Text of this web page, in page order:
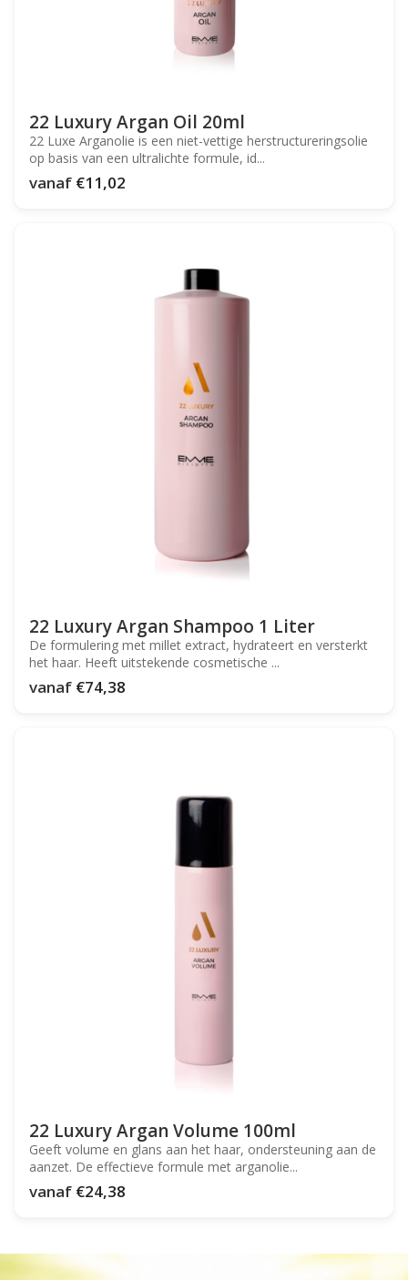
22 Luxury Argan Oil 20ml
22 Luxe Arganolie is een niet-vettige herstructureringsolie
op basis van een ultralichte formule, id...
vanaf €11,02
22 Luxury Argan Shampoo 1 Liter
De formulering met millet extract, hydrateert en versterkt
het haar. Heeft uitstekende cosmetische ...
vanaf €74,38
22 Luxury Argan Volume 100ml
Geeft volume en glans aan het haar, ondersteuning aan de
aanzet. De effectieve formule met arganolie...
vanaf €24,38